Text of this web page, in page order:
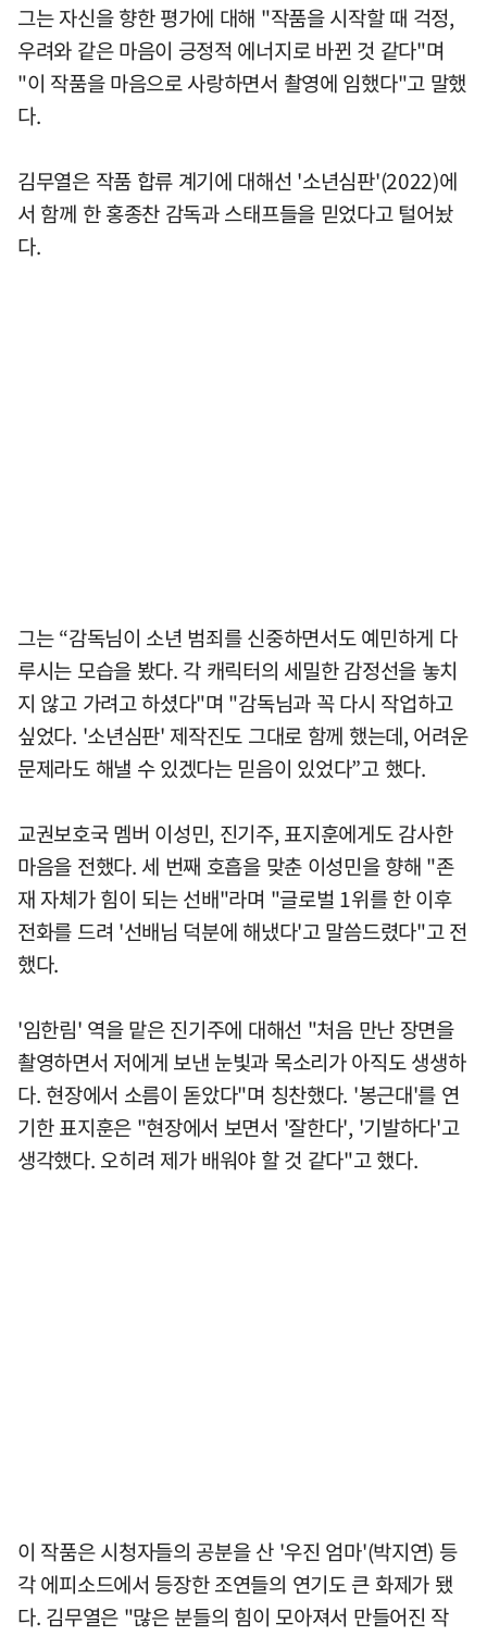
그는 자신을 향한 평가에 대해 "작품을 시작할 때 걱정,
우려와 같은 마음이 긍정적 에너지로 바뀐 것 같다"며
"이 작품을 마음으로 사랑하면서 촬영에 임했다"고 말했
다.
김무열은 작품 합류 계기에 대해선 '소년심판'(2022)에
서 함께 한 홍종찬 감독과 스태프들을 믿었다고 털어놨
다.
그는 “감독님이 소년 범죄를 신중하면서도 예민하게 다
루시는 모습을 봤다. 각 캐릭터의 세밀한 감정선을 놓치
지 않고 가려고 하셨다"며 "감독님과 꼭 다시 작업하고
싶었다. '소년심판' 제작진도 그대로 함께 했는데, 어려운
문제라도 해낼 수 있겠다는 믿음이 있었다”고 했다.
교권보호국 멤버 이성민, 진기주, 표지훈에게도 감사한
마음을 전했다. 세 번째 호흡을 맞춘 이성민을 향해 "존
재 자체가 힘이 되는 선배"라며 "글로벌 1위를 한 이후
전화를 드려 '선배님 덕분에 해냈다'고 말씀드렸다"고 전
했다.
'임한림' 역을 맡은 진기주에 대해선 "처음 만난 장면을
촬영하면서 저에게 보낸 눈빛과 목소리가 아직도 생생하
다. 현장에서 소름이 돋았다"며 칭찬했다. '봉근대'를 연
기한 표지훈은 "현장에서 보면서 '잘한다', '기발하다'고
생각했다. 오히려 제가 배워야 할 것 같다"고 했다.
이 작품은 시청자들의 공분을 산 '우진 엄마'(박지연) 등
각 에피소드에서 등장한 조연들의 연기도 큰 화제가 됐
다. 김무열은 "많은 분들의 힘이 모아져서 만들어진 작